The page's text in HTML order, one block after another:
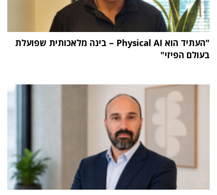
"העתיד הוא Physical AI – בינה מלאכותית שפועלת
בעולם הפיזי"